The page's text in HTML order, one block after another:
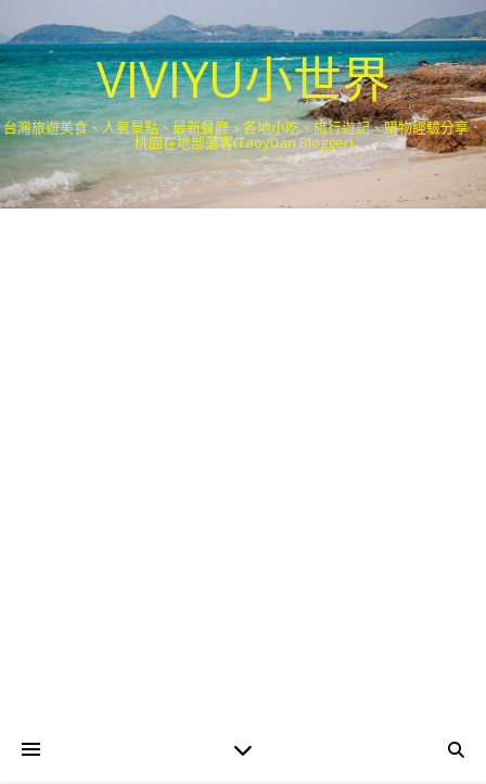
VIVIYU小世界
台灣旅遊美食、人氣景點、最新餐廳、各地小吃、旅行遊記、購物經驗分享．
桃園在地部落客(Taoyuan Blogger)